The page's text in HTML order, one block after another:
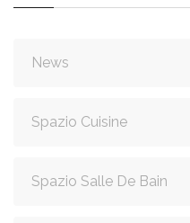
News
Spazio Cuisine
Spazio Salle De Bain